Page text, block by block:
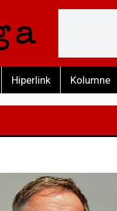
Hiperlink Kolumne